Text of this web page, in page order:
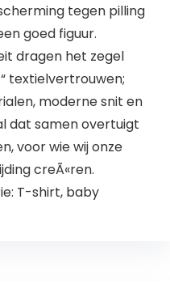
tegen pilling
goed figuur.
dragen het zegel
textielvertrouwen;
moderne snit en
dat samen overtuigt
voor wie wij onze
creÃ«ren.
T-shirt, baby